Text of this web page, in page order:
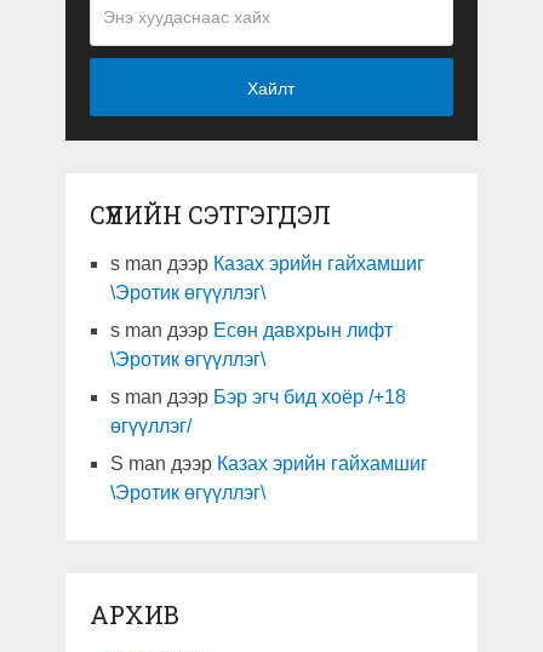
Хайлт
СҮҮЛИЙН СЭТГЭГДЭЛ
s man дээр Казах эрийн гайхамшиг
\Эротик өгүүллэг\
s man дээр Есөн давхрын лифт
\Эротик өгүүллэг\
s man дээр Бэр эгч бид хоёр /+18
өгүүллэг/
S man дээр Казах эрийн гайхамшиг
\Эротик өгүүллэг\
АРХИВ